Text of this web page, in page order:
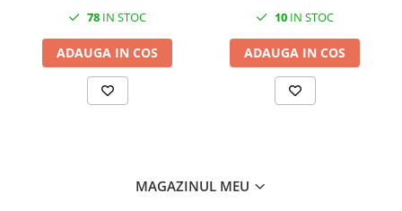
78 IN STOC
ADAUGA IN COS
10 IN STOC
ADAUGA IN COS
MAGAZINUL MEU